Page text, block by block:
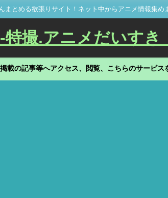
まとめる欲張りサイト！ネット中からアニメ情報集め
撮.アニメだいすき
載の記事等へアクセス、閲覧、こちらのサービ